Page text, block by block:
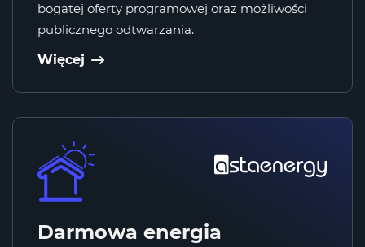
bogatej oferty programowej oraz możliwości
publicznego odtwarzania.
Więcej
Darmowa energia